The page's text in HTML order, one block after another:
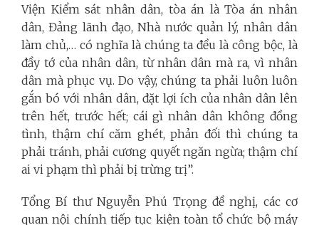
Viện Kiểm sát nhân dân, tòa án là Tòa án nhân
dân, Đảng lãnh đạo, Nhà nước quản lý, nhân dân
làm chủ,… có nghĩa là chúng ta đều là công bộc, là
đầy tớ của nhân dân, từ nhân dân mà ra, vì nhân
dân mà phục vụ. Do vậy, chúng ta phải luôn luôn
gắn bó với nhân dân, đặt lợi ích của nhân dân lên
trên hết, trước hết; cái gì nhân dân không đồng
tình, thậm chí căm ghét, phản đối thì chúng ta
phải tránh, phải cương quyết ngăn ngừa; thậm chí
ai vi phạm thì phải bị trừng trị”.
Tổng Bí thư Nguyễn Phú Trọng đề nghị, các cơ
quan nội chính tiếp tục kiện toàn tổ chức bộ máy